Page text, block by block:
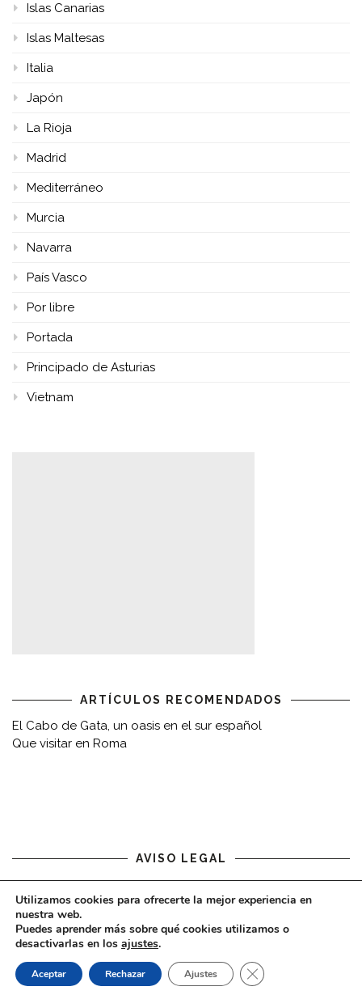
Islas Canarias
Islas Maltesas
Italia
Japón
La Rioja
Madrid
Mediterráneo
Murcia
Navarra
País Vasco
Por libre
Portada
Principado de Asturias
Vietnam
ARTÍCULOS RECOMENDADOS
El Cabo de Gata, un oasis en el sur español
Que visitar en Roma
AVISO LEGAL
Aviso legal
COPYRIGHT © 2020 - VIAJARDESPACIO.COM
Utilizamos cookies para ofrecerte la mejor experiencia en
nuestra web.
Puedes aprender más sobre qué cookies utilizamos o
desactivarlas en los ajustes.
Aceptar Rechazar Ajustes CERRAR EL